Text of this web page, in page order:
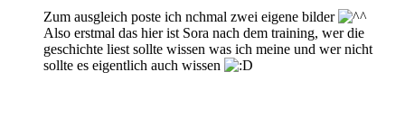
Zum ausgleich poste ich nchmal zwei eigene bilder
Also erstmal das hier ist Sora nach dem training, wer die
geschichte liest sollte wissen was ich meine und wer nicht
sollte es eigentlich auch wissen